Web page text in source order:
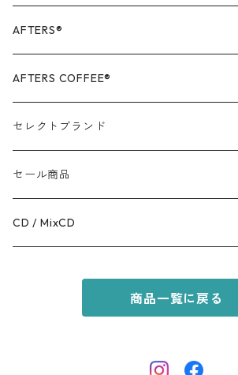
AFTERS®️
OUTER
TOPS
BOTTOMS
GOODS
AFTERS SPORT
AFTERS COFFEE®️
APPALEL / GOODS
COFFEE
セレクトブランド
MR.OLIVE
RACAL
セール商品
OUTER
CD / MixCD
商品一覧に戻る